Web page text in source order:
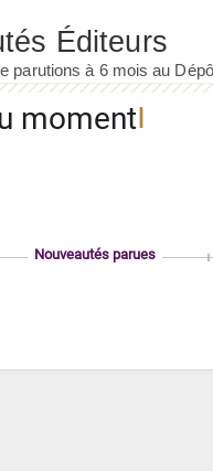
moment
Nouveautés parues